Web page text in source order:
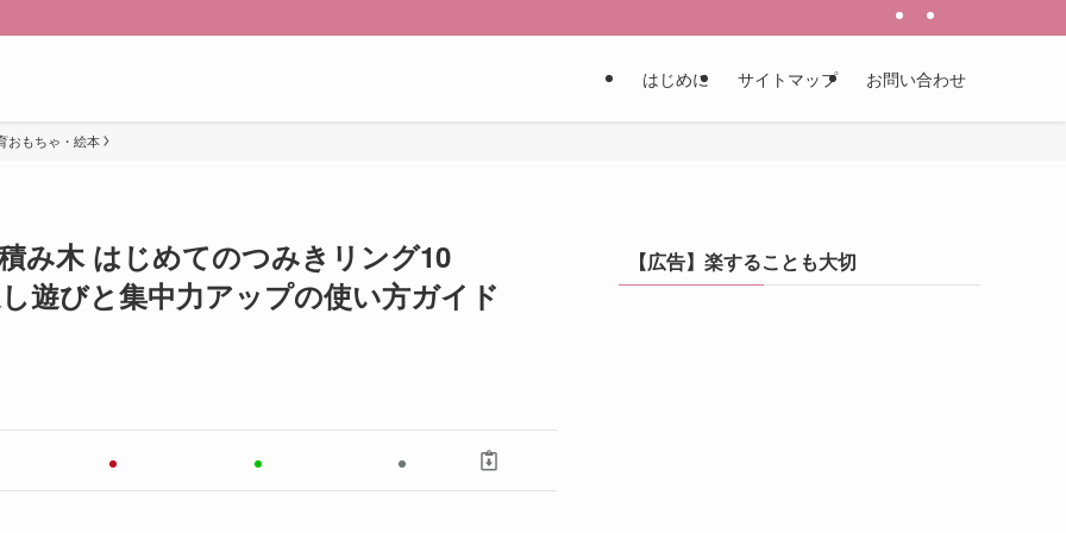
はじめに サイトマップ お問い合わせ
おもちゃ・絵本
み木 はじめてのつみきリング10
遊びと集中力アップの使い方ガイド
【広告】楽することも大切